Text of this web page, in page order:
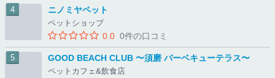
ニノミヤペット
ペットショップ
0.0 0件の口コミ
GOOD BEACH CLUB 〜須磨 バーベキューテラス〜
ペットカフェ&飲食店